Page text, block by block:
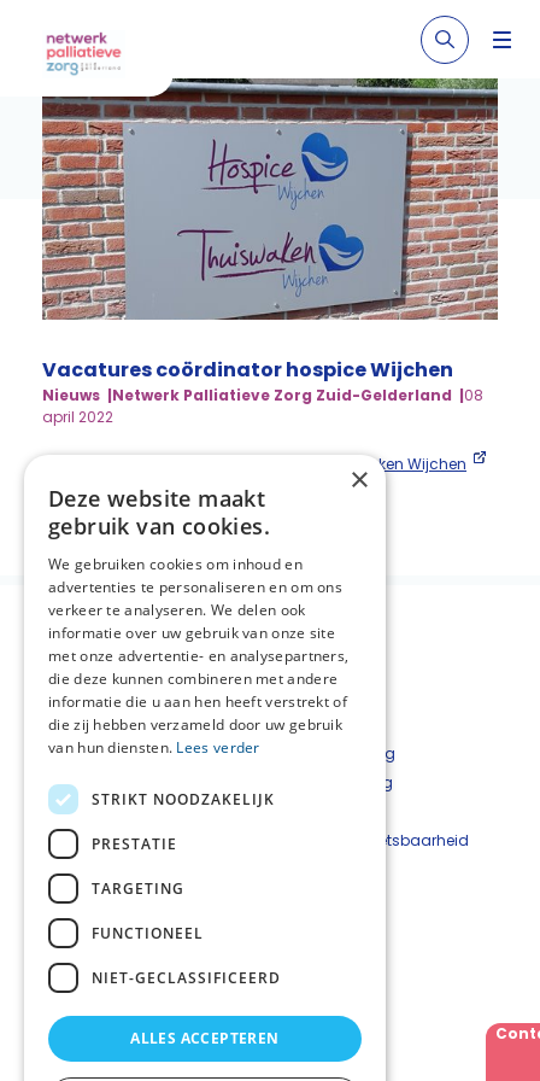
Vacatures coördinator hospice Wijchen
Nieuws Netwerk Palliatieve Zorg Zuid-Gelderland
08
april 2022
vacatures coördinatoren hospice en thuis waken Wijchen
Deel deze pagina:
Over NPZZG
Aanmelden nieuwsbrief
Landelijke informatie
Contact
Privacyverklaring
Cookieverklaring
Disclaimer
Beveiligingskwetsbaarheid
Netwerkcoördinator
Anne-Marie Barkhuis
A.Barkhuis@NPZZG.onmicrosoft.com
06 - 237 091 96
×
Deze website maakt
gebruik van cookies.
We gebruiken cookies om inhoud en
advertenties te personaliseren en om ons
verkeer te analyseren. We delen ook
informatie over uw gebruik van onze site
met onze advertentie- en analysepartners,
die deze kunnen combineren met andere
informatie die u aan hen heeft verstrekt of
die zij hebben verzameld door uw gebruik
van hun diensten. Lees verder
STRIKT NOODZAKELIJK
PRESTATIE
TARGETING
FUNCTIONEEL
NIET-GECLASSIFICEERD
ALLES ACCEPTEREN